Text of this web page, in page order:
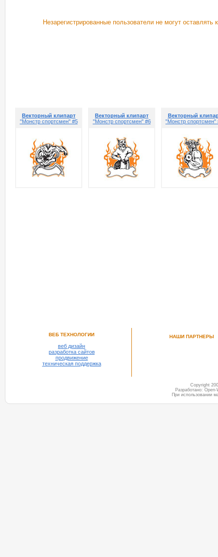
Незарегистрированные пользователи не могут
Векторный клипарт
"Монстр спортсмен" #5
Векторный клипарт
"Монстр спортсмен" #6
Векторный
"Монстр спортсмен"
ВЕБ ТЕХНОЛОГИИ
веб дизайн
разработка сайтов
продвижение
техническая поддержка
НАШИ ПАРТНЕРЫ
Copyright
Разработано:
При использовании